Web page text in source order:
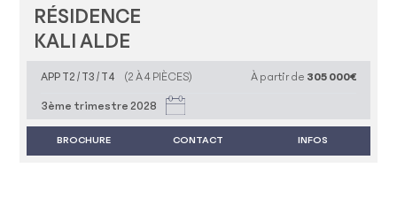
RÉSIDENCE
KALI ALDE
APP T2 / T3 / T4 (2 À 4 PIÈCES) À partir de 305 000€
3ème trimestre 2028
BROCHURE CONTACT INFOS